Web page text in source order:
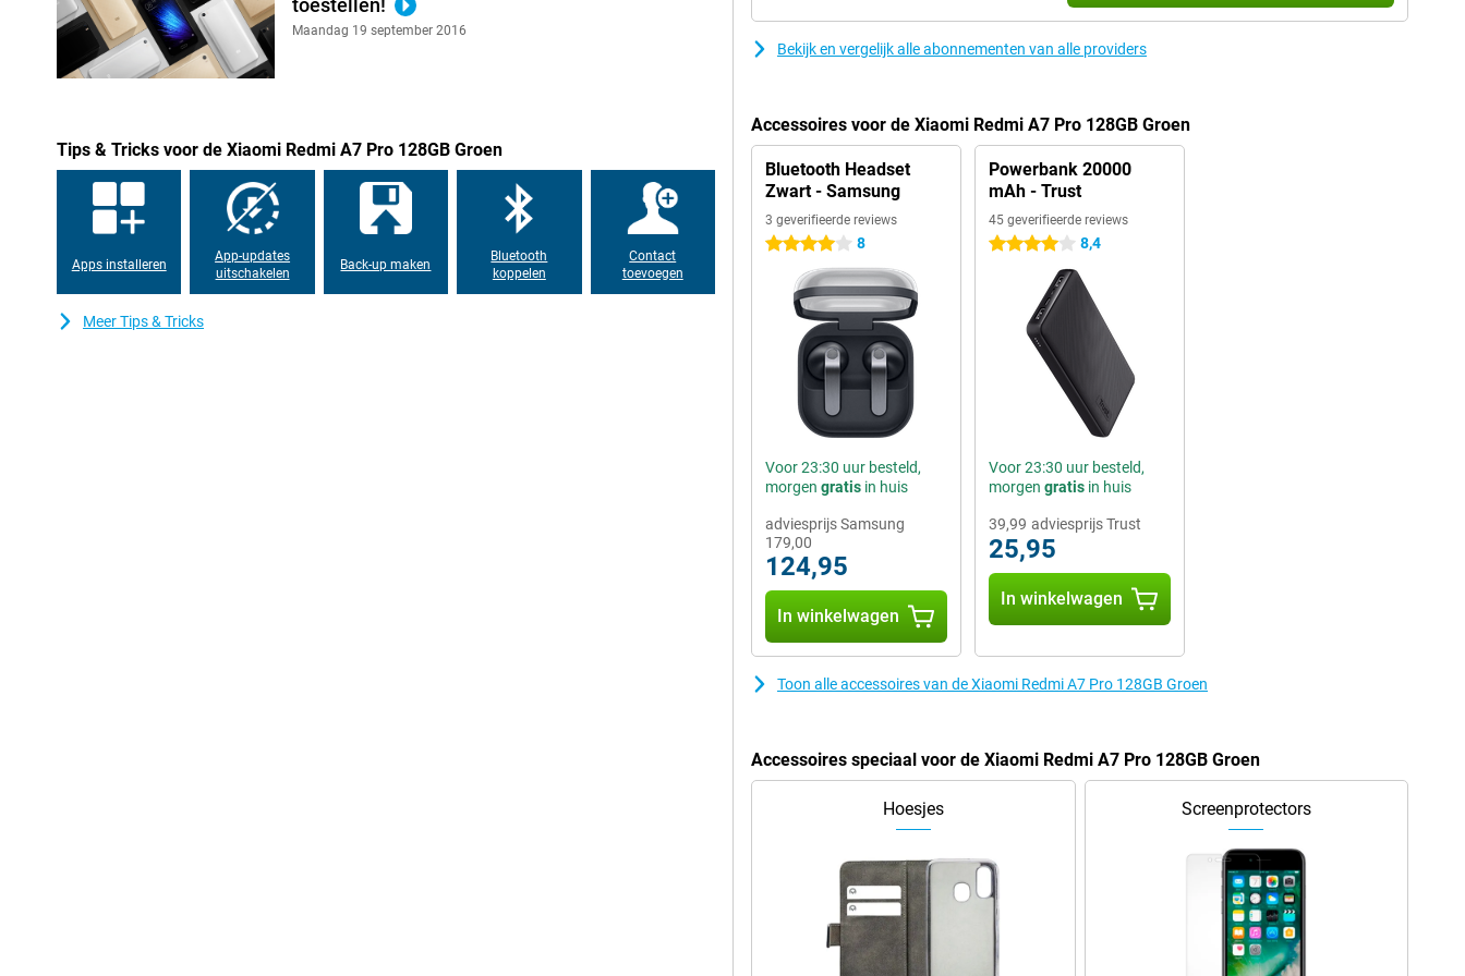
Xiaomi Interconnectivity koppel je eenvoudig met andere apparaten. Zo haal je meer uit je
smartphone en werk je moeiteloos samen met je andere devices.
Met Google Gemini haal je slimme AI direct naar je Xiaomi Redmi A7 Pro 128GB Groen. Gebruik
Gemini Live om vragen te stellen of ideeën te bespreken, of laat AI je helpen bij dagelijkse taken.
toestel, maar ook een slimme assistent in je broekzak.
toestellen!
Maandag 19 september 2016
Tips & Tricks voor de Xiaomi Redmi A7 Pro 128GB Groen
Apps installeren
App-updates
uitschakelen
Back-up maken
Bluetooth
koppelen
Contact
toevoegen
Meer Tips & Tricks
Bekijk en vergelijk alle abonnementen van alle providers
Accessoires voor de Xiaomi Redmi A7 Pro 128GB Groen
Bluetooth Headset
Zwart - Samsung
3 geverifieerde reviews
4 sterren 8
Voor 23:30 uur besteld,
morgen gratis in huis
179,00
adviesprijs Samsung
124,95
In winkelwagen
Powerbank 20000
mAh - Trust
45 geverifieerde reviews
4 sterren 8,4
Voor 23:30 uur besteld,
morgen gratisin huis
39,99 adviesprijs Trust
25,95
In winkelwagen
Toon alle accessoires van de Xiaomi Redmi A7 Pro 128GB Groen
Accessoires speciaal voor de Xiaomi Redmi A7 Pro 128GB Groen
Hoesjes Screenprotectors